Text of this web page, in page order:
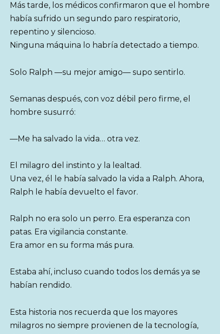
Más tarde, los médicos confirmaron que el hombre
había sufrido un segundo paro respiratorio,
repentino y silencioso.
Ninguna máquina lo habría detectado a tiempo.
Solo Ralph —su mejor amigo— supo sentirlo.
Semanas después, con voz débil pero firme, el
hombre susurró:
—Me ha salvado la vida… otra vez.
El milagro del instinto y la lealtad.
Una vez, él le había salvado la vida a Ralph. Ahora,
Ralph le había devuelto el favor.
Ralph no era solo un perro. Era esperanza con
patas. Era vigilancia constante.
Era amor en su forma más pura.
Estaba ahí, incluso cuando todos los demás ya se
habían rendido.
Esta historia nos recuerda que los mayores
milagros no siempre provienen de la tecnología,